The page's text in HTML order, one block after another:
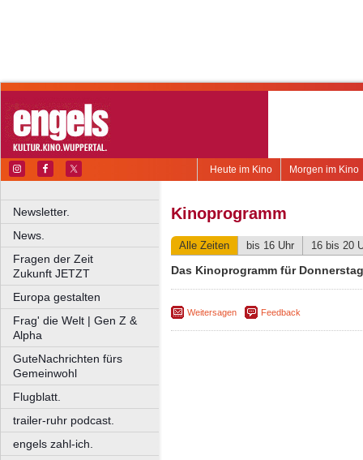
Morgen im Kino
Heute im Kino
Newsletter.
News.
Fragen der Zeit
Zukunft JETZT
Europa gestalten
Frag' die Welt | Gen Z &
Alpha
GuteNachrichten fürs
Gemeinwohl
Flugblatt.
trailer-ruhr podcast.
engels zahl-ich.
Kinoprogramm
Alle Zeiten bis 16 Uhr 16 bis 20
Das Kinoprogramm für
Weitersagen Feedback